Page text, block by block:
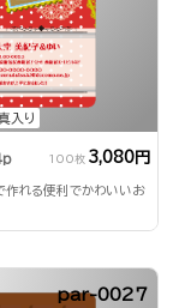
入り
100枚 3,080円
作れる便利でかわいいお
par-0027